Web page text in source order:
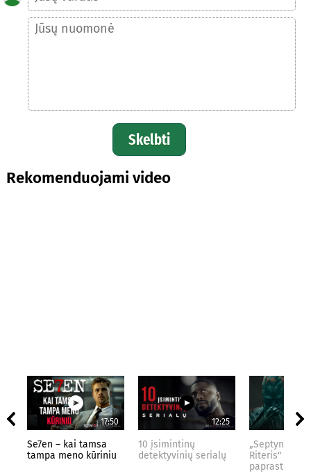
Skelbti
Rekomenduojami video
17:50
Se7en – kai tamsa
tampa meno kūriniu
12:25
10 įsimintinų
detektyvinių serialų
„Septynių
Riteris" – kai
paprastumas